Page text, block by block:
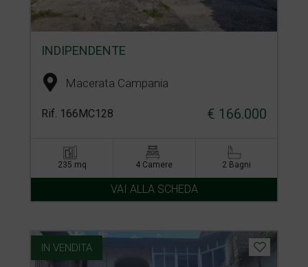
INDIPENDENTE
Macerata Campania
Rif. 166MC128 € 166.000
235 mq 4 Camere 2 Bagni
VAI ALLA SCHEDA
IN VENDITA